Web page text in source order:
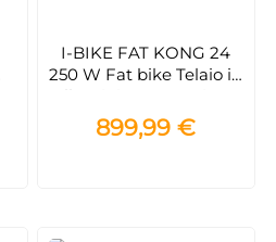
I-BIKE FAT KONG 24
250 W Fat bike Telaio in
Extra Mobile 3 anni
899,99 €